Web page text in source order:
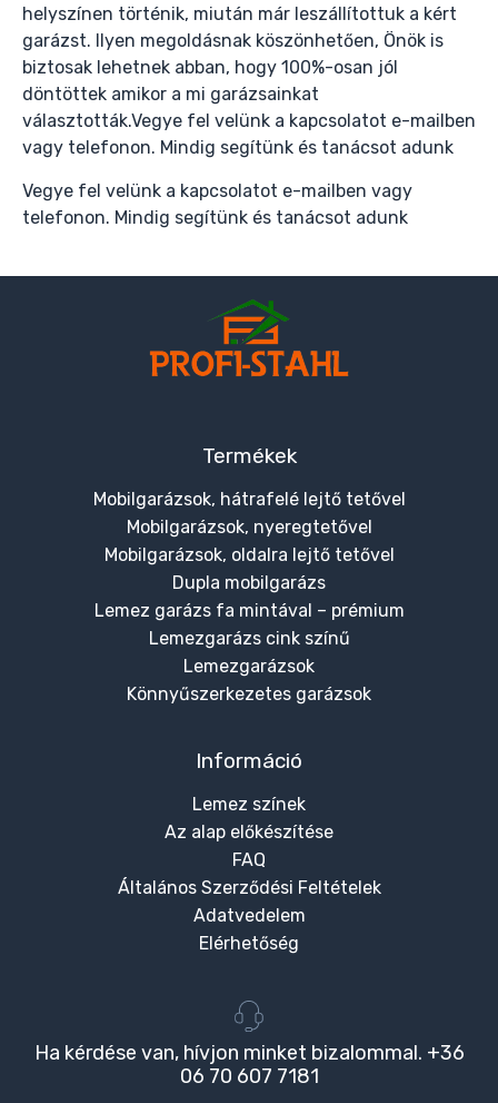
helyszínen történik, miután már leszállítottuk a kért
garázst. Ilyen megoldásnak köszönhetően, Önök is
biztosak lehetnek abban, hogy 100%-osan jól
döntöttek amikor a mi garázsainkat
választották.Vegye fel velünk a kapcsolatot e-mailben
vagy telefonon. Mindig segítünk és tanácsot adunk
Vegye fel velünk a kapcsolatot e-mailben vagy
telefonon. Mindig segítünk és tanácsot adunk
Termékek
Mobilgarázsok, hátrafelé lejtő tetővel
Mobilgarázsok, nyeregtetővel
Mobilgarázsok, oldalra lejtő tetővel
Dupla mobilgarázs
Lemez garázs fa mintával – prémium
Lemezgarázs cink színű
Lemezgarázsok
Könnyűszerkezetes garázsok
Információ
Lemez színek
Az alap előkészítése
FAQ
Általános Szerződési Feltételek
Adatvedelem
Elérhetőség
Ha kérdése van, hívjon minket bizalommal. +36
06 70 607 7181